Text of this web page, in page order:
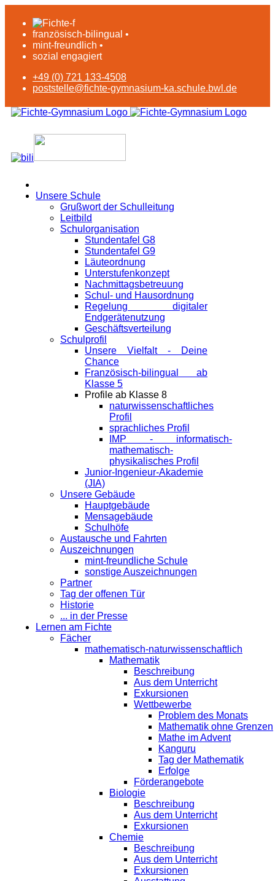
französisch-bilingual •
mint-freundlich •
sozial engagiert
+49 (0) 721 133-4508
poststelle@fichte-gymnasium-ka.schule.bwl.de
Unsere Schule
Grußwort der Schulleitung
Leitbild
Schulorganisation
Stundentafel G8
Stundentafel G9
Läuteordnung
Unterstufenkonzept
Nachmittagsbetreuung
Schul- und Hausordnung
Regelung digitaler
Endgeräte­nutzung
Geschäftsverteilung
Schulprofil
Unsere Vielfalt - Deine
Chance
Französisch-bilingual ab
Klasse 5
Profile ab Klasse 8
naturwissenschaftliches
Profil
sprachliches Profil
IMP - informatisch-
mathematisch-
physikalisches Profil
Junior-Ingenieur-Akademie
(JIA)
Unsere Gebäude
Hauptgebäude
Mensagebäude
Schulhöfe
Austausche und Fahrten
Auszeichnungen
mint-freundliche Schule
sonstige Auszeichnungen
Partner
Tag der offenen Tür
Historie
... in der Presse
Lernen am Fichte
Fächer
mathematisch-naturwissenschaftlich
Mathematik
Beschreibung
Aus dem Unterricht
Exkursionen
Wettbewerbe
Problem des Monats
Mathematik ohne Grenzen
Mathe im Advent
Kanguru
Tag der Mathematik
Erfolge
Förderangebote
Biologie
Beschreibung
Aus dem Unterricht
Exkursionen
Chemie
Beschreibung
Aus dem Unterricht
Exkursionen